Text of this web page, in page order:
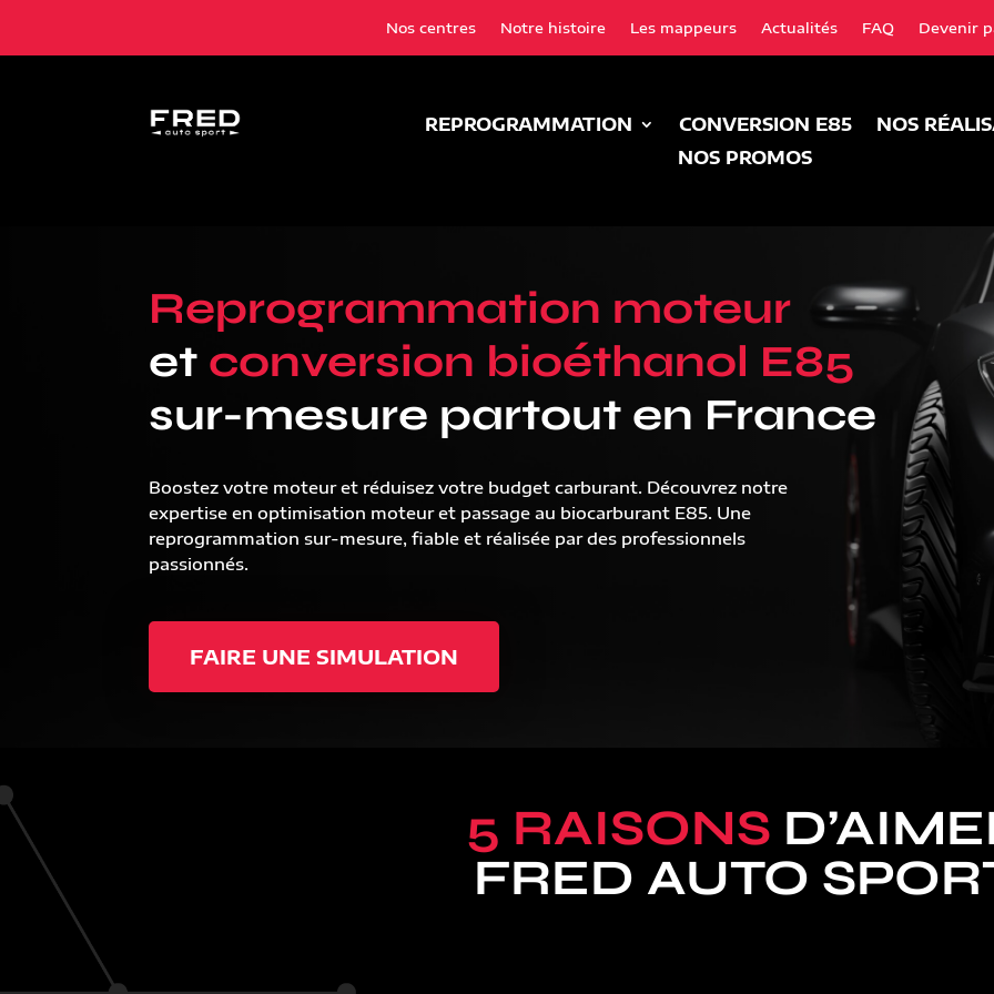
Nos centres Notre histoire Les mappeurs Actualités FAQ Devenir
REPROGRAMMATION CONVERSION E85
NOS
NOS PROMOS
Reprogrammation moteur
et conversion bioéthanol E85
sur-mesure partout en France
Boostez votre moteur et réduisez votre budget carburant. Découvrez notre
expertise en optimisation moteur et passage au biocarburant E85. Une
reprogrammation sur-mesure, fiable et réalisée par des professionnels
passionnés.
FAIRE UNE SIMULATION
5 RAISONS
FRED AUTO